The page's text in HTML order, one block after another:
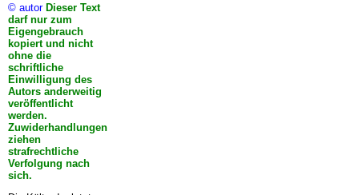
© autor Dieser Text
darf nur zum
Eigengebrauch
kopiert und nicht
ohne die
schriftliche
Einwilligung des
Autors anderweitig
veröffentlicht
werden.
Zuwiderhandlungen
ziehen
strafrechtliche
Verfolgung nach
sich.